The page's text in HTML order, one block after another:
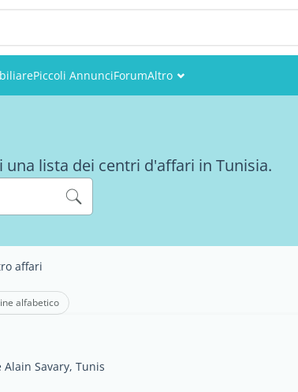
Piccoli AnnunciForumAltro
lista dei centri d'affari in Tunisia.
affari
alfabetico
Savary, Tunis